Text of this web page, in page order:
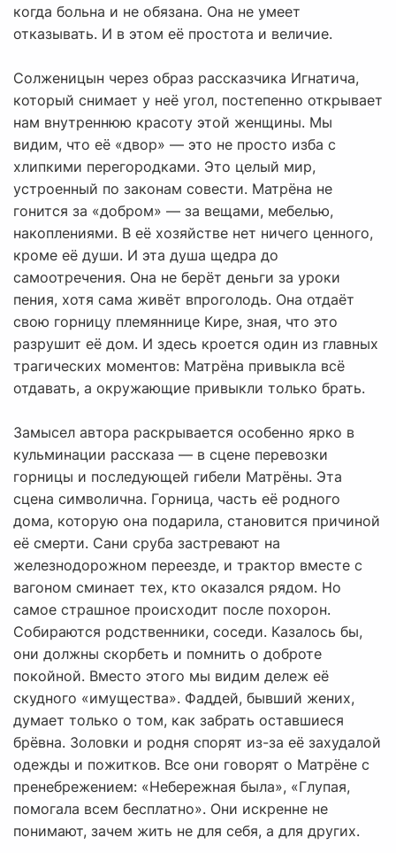
когда больна и не обязана. Она не умеет
отказывать. И в этом её простота и величие.
Солженицын через образ рассказчика Игнатича,
который снимает у неё угол, постепенно открывает
нам внутреннюю красоту этой женщины. Мы
видим, что её «двор» — это не просто изба с
хлипкими перегородками. Это целый мир,
устроенный по законам совести. Матрёна не
гонится за «добром» — за вещами, мебелью,
накоплениями. В её хозяйстве нет ничего ценного,
кроме её души. И эта душа щедра до
самоотречения. Она не берёт деньги за уроки
пения, хотя сама живёт впроголодь. Она отдаёт
свою горницу племяннице Кире, зная, что это
разрушит её дом. И здесь кроется один из главных
трагических моментов: Матрёна привыкла всё
отдавать, а окружающие привыкли только брать.
Замысел автора раскрывается особенно ярко в
кульминации рассказа — в сцене перевозки
горницы и последующей гибели Матрёны. Эта
сцена символична. Горница, часть её родного
дома, которую она подарила, становится причиной
её смерти. Сани сруба застревают на
железнодорожном переезде, и трактор вместе с
вагоном сминает тех, кто оказался рядом. Но
самое страшное происходит после похорон.
Собираются родственники, соседи. Казалось бы,
они должны скорбеть и помнить о доброте
покойной. Вместо этого мы видим дележ её
скудного «имущества». Фаддей, бывший жених,
думает только о том, как забрать оставшиеся
брёвна. Золовки и родня спорят из-за её захудалой
одежды и пожитков. Все они говорят о Матрёне с
пренебрежением: «Небережная была», «Глупая,
помогала всем бесплатно». Они искренне не
понимают, зачем жить не для себя, а для других.